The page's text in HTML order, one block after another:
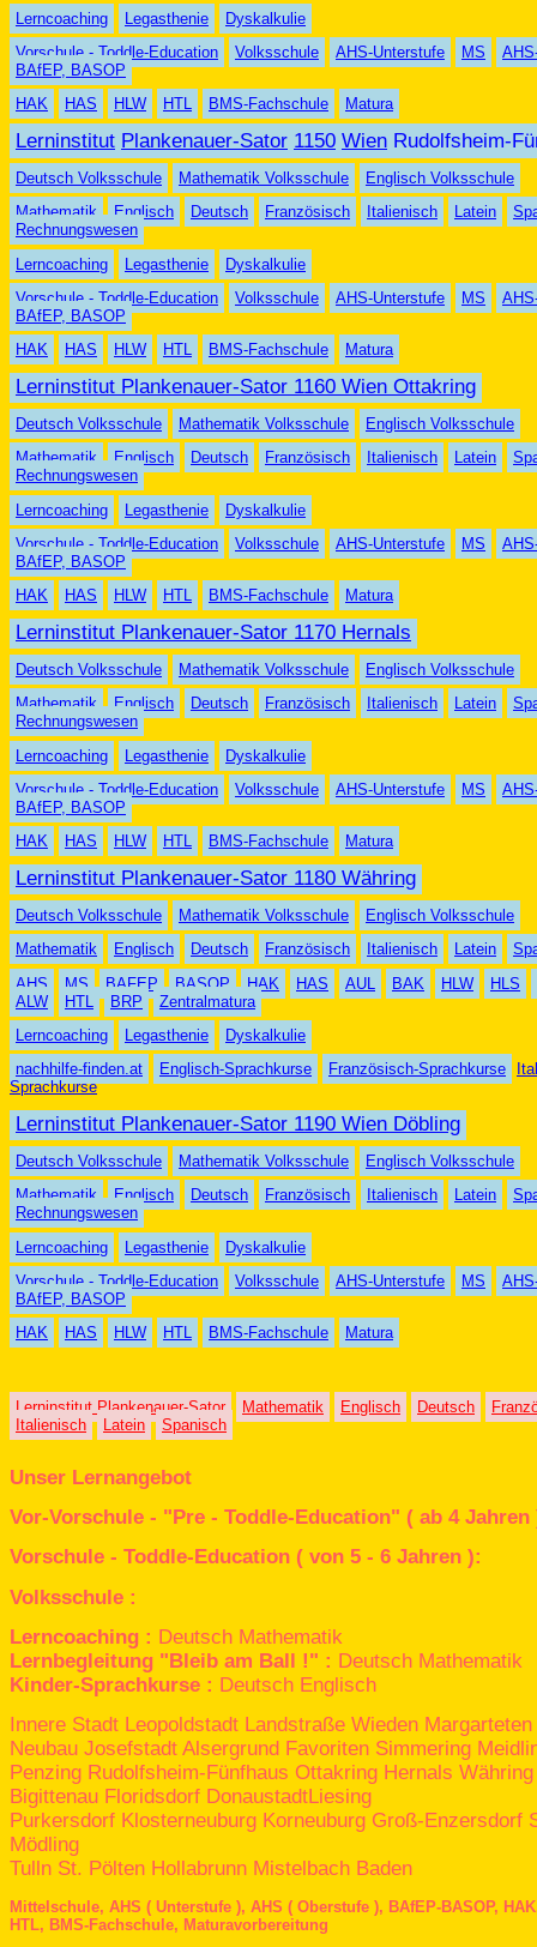
Lerncoaching Legasthenie
Dyskalkulie
Vorschule - Toddle-Education
Volksschule AHS-Unterstufe MS
BAfEP, BASOP
HAK
HAS HLW HTL BMS-Fachschule Matura
Lerninstitut Plankenauer-Sator 1150 Wien Rudolfsheim-
Deutsch Volksschule Mathematik Volksschule
Englisch Volksschule
Mathematik
Englisch Deutsch Französisch Italienisch Latein
Rechnungswesen
Lerncoaching
Legasthenie
Dyskalkulie
Vorschule - Toddle-Education
Volksschule AHS-Unterstufe MS
BAfEP, BASOP
HAK
HAS HLW HTL BMS-Fachschule Matura
Lerninstitut Plankenauer-Sator 1160 Wien Ottakring
Deutsch Volksschule Mathematik Volksschule
Englisch Volksschule
Mathematik
Englisch Deutsch Französisch Italienisch Latein
Rechnungswesen
Lerncoaching Legasthenie
Dyskalkulie
Vorschule - Toddle-Education
Volksschule AHS-Unterstufe MS
BAfEP, BASOP
HAK
HAS HLW HTL BMS-Fachschule Matura
Lerninstitut Plankenauer-Sator 1170 Hernals
Deutsch Volksschule Mathematik Volksschule
Englisch Volksschule
Mathematik
Englisch Deutsch Französisch Italienisch Latein
Rechnungswesen
Lerncoaching
Legasthenie
Dyskalkulie
Vorschule - Toddle-Education
Volksschule AHS-Unterstufe MS
BAfEP, BASOP
HAK
HAS HLW HTL BMS-Fachschule Matura
Lerninstitut Plankenauer-Sator 1180 Währing
Deutsch Volksschule Mathematik Volksschule
Englisch Volksschule
Mathematik
Englisch Deutsch Französisch Italienisch Latein
AHS
MS BAFEP BASOP HAK HAS AUL BAK HLW
HLS
ALW
HTL BRP
Zentralmatura
Lerncoaching
Legasthenie
Dyskalkulie
nachhilfe-finden.at
Englisch-Sprachkurse Französisch-Sprachkurse
Sprachkurse
Lerninstitut Plankenauer-Sator 1190 Wien Döbling
Deutsch Volksschule Mathematik Volksschule
Englisch Volksschule
Mathematik
Englisch Deutsch Französisch Italienisch Latein
Rechnungswesen
Lerncoaching
Legasthenie
Dyskalkulie
Vorschule - Toddle-Education
Volksschule AHS-Unterstufe MS
BAfEP, BASOP
HAK
HAS HLW HTL BMS-Fachschule Matura
Lerninstitut Plankenauer-Sator Mathematik Englisch Deutsch
Italienisch
Latein Spanisch
Unser Lernangebot
Vor-Vorschule - "Pre - Toddle-Education" ( ab 4 Jahren
Vorschule - Toddle-Education ( von 5 - 6 Jahren ):
Volksschule :
Lerncoaching : Deutsch Mathematik
Lernbegleitung "Bleib am Ball !" : Deutsch Mathematik
Kinder-Sprachkurse : Deutsch Englisch
Innere Stadt Leopoldstadt Landstraße Wieden Margarteten
Neubau Josefstadt Alsergrund Favoriten Simmering
Penzing Rudolfsheim-Fünfhaus Ottakring Hernals Währing
Bigittenau Floridsdorf DonaustadtLiesing
Purkersdorf Klosterneuburg Korneuburg Groß-Enzersdorf
Mödling
Tulln St. Pölten Hollabrunn Mistelbach Baden
Mittelschule, AHS ( Unterstufe ), AHS ( Oberstufe ), BAfEP-BASOP,
HTL, BMS-Fachschule, Maturavorbereitung